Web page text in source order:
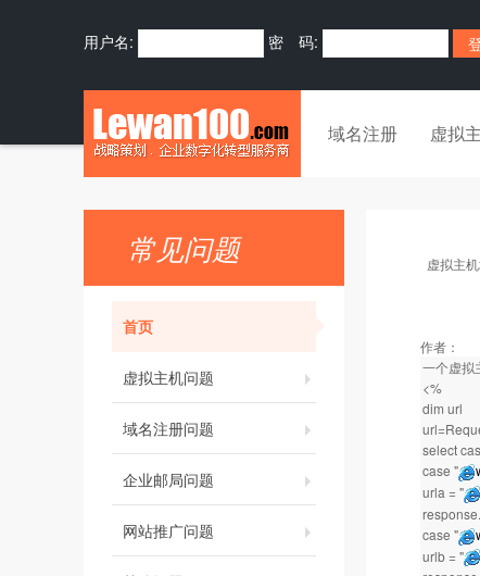
用户名: 密 码:
域名注册 虚拟
常见问题
首页
虚拟主机问题
域名注册问题
企业邮局问题
网站推广问题
虚拟主
作者：
一个虚拟
<%
dim url
select
case "
urla = "
case "
urlb = "